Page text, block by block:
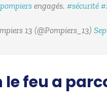
engagés. #sécurité
13 (@Pompiers_13)
le feu a